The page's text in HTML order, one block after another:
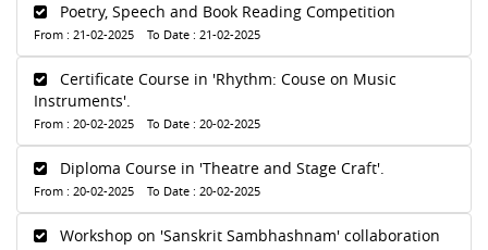
Poetry, Speech and Book Reading Competition
From : 21-02-2025 To Date : 21-02-2025
Certificate Course in 'Rhythm: Couse on Music
Instruments'.
From : 20-02-2025 To Date : 20-02-2025
Diploma Course in 'Theatre and Stage Craft'.
From : 20-02-2025 To Date : 20-02-2025
Workshop on 'Sanskrit Sambhashnam' collaboration